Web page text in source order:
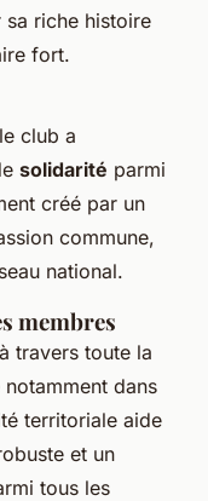
sa riche histoire
fort.
club a
solidarité parmi
créé par un
commune,
national.
membres
travers toute la
dans
territoriale aide
et un
tous les